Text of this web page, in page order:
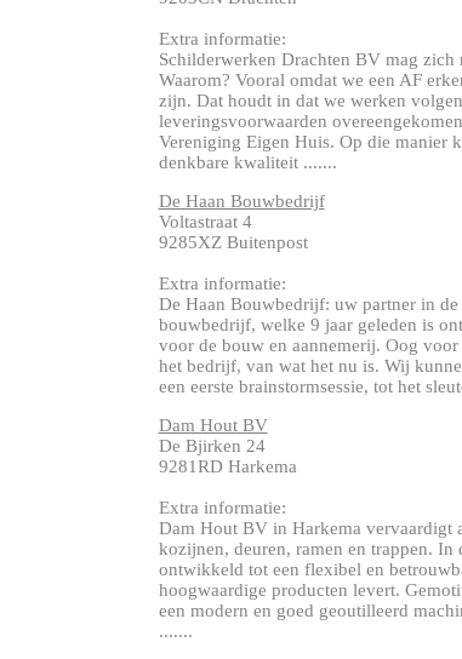
Extra informatie:
Schilderwerken Drachten BV mag zich
Waarom? Vooral omdat we een AF
zijn. Dat houdt in dat we werken
leveringsvoorwaarden
Vereniging Eigen Huis. Op die manier
denkbare kwaliteit .......
De Haan Bouwbedrijf
Voltastraat 4
9285XZ Buitenpost
Extra informatie:
De Haan Bouwbedrijf: uw partner in
bouwbedrijf, welke 9 jaar geleden is
voor de bouw en aannemerij. Oog
het bedrijf, van wat het nu is. Wij
een eerste brainstormsessie, tot het
Dam Hout BV
De Bjirken 24
9281RD Harkema
Extra informatie:
Dam Hout BV in Harkema vervaardigt
kozijnen, deuren, ramen en trappen.
ontwikkeld tot een flexibel en
hoogwaardige producten levert.
een modern en goed geoutilleerd
.......